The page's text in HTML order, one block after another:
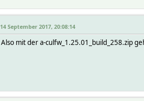
14 September 2017, 20:08:14
Also mit der a-culfw_1.25.01_build_258.zip